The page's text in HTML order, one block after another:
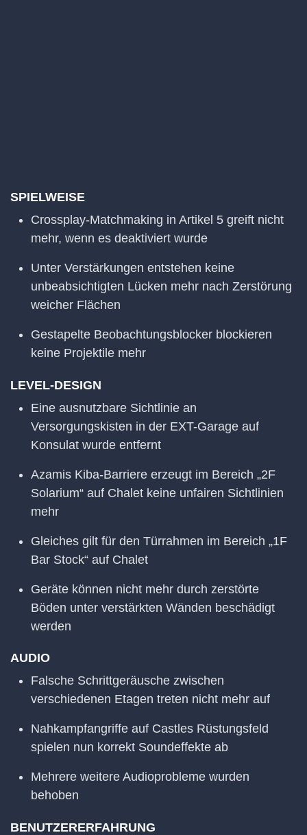
SPIELWEISE
Crossplay-Matchmaking in Artikel 5 greift nicht
mehr, wenn es deaktiviert wurde
Unter Verstärkungen entstehen keine
unbeabsichtigten Lücken mehr nach Zerstörung
weicher Flächen
Gestapelte Beobachtungsblocker blockieren
keine Projektile mehr
LEVEL-DESIGN
Eine ausnutzbare Sichtlinie an
Versorgungskisten in der EXT-Garage auf
Konsulat wurde entfernt
Azamis Kiba-Barriere erzeugt im Bereich „2F
Solarium“ auf Chalet keine unfairen Sichtlinien
mehr
Gleiches gilt für den Türrahmen im Bereich „1F
Bar Stock“ auf Chalet
Geräte können nicht mehr durch zerstörte
Böden unter verstärkten Wänden beschädigt
werden
AUDIO
Falsche Schrittgeräusche zwischen
verschiedenen Etagen treten nicht mehr auf
Nahkampfangriffe auf Castles Rüstungsfeld
spielen nun korrekt Soundeffekte ab
Mehrere weitere Audioprobleme wurden
behoben
BENUTZERERFAHRUNG